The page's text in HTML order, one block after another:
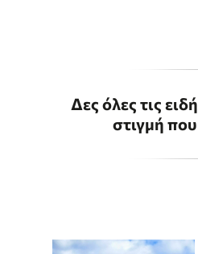
Δες όλες τις
στιγμή